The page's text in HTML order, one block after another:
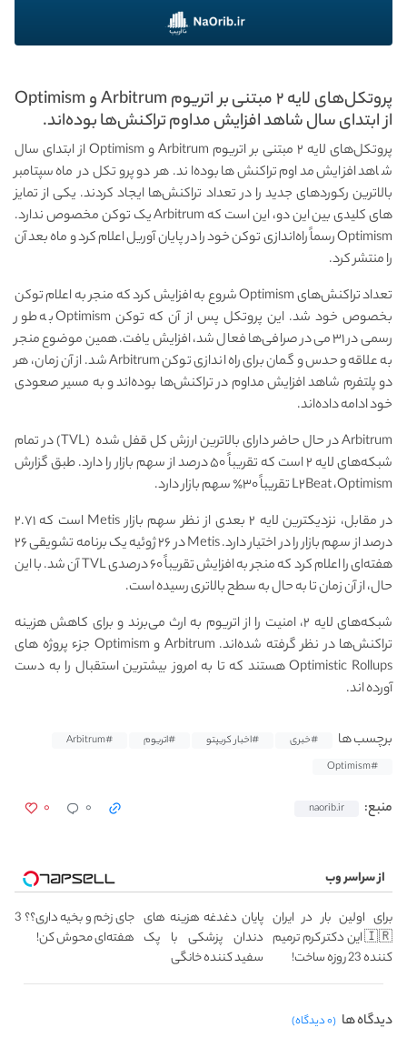
پروتکل‌های لایه ۲ مبتنی بر اتریوم Arbitrum و Optimism
از ابتدای سال شاهد افزایش مداوم تراکنش‌ها بوده‌اند.
پروتکل‌های لایه ۲ مبتنی بر اتریوم Arbitrum و Optimism از ابتدای سال
شاهد افزایش مداوم تراکنش‌ها بوده‌اند. هر دو پروتکل در ماه سپتامبر
بالاترین رکوردهای جدید را در تعداد تراکنش‌ها ایجاد کردند. یکی از تمایز
های کلیدی بین این دو، این است که Arbitrum یک توکن مخصوص ندارد.
Optimism رسماً راه‌اندازی توکن خود را در پایان آوریل اعلام کرد و ماه بعد آن
را منتشر کرد.
تعداد تراکنش‌های Optimism شروع به افزایش کرد که منجر‌ به اعلام توکن
بخصوص خود شد. این پروتکل پس از آن که توکن Optimism به طور
رسمی در ۳۱ می در صرافی‌ها فعال شد، افزایش یافت. همین موضوع منجر‌
به علاقه و حدس و گمان برای راه اندازی توکن Arbitrum شد. از آن زمان، هر
دو پلتفرم شاهد افزایش مداوم در تراکنش‌ها بوده‌اند و به مسیر صعودی
خود ادامه داده‌اند.
Arbitrum در حال حاضر دارای بالاترین
ارزش کل قفل شده
(TVL) در تمام
شبکه‌های لایه ۲ است که تقریباً ۵۰ درصد از سهم بازار را دارد. طبق گزارش
L۲Beat ،Optimism تقریباً ۳۰٪ سهم بازار دارد.
در مقابل، نزدیکترین لایه ۲ بعدی از نظر سهم بازار Metis است که ۲.۷۱
درصد از سهم بازار را در اختیار دارد. Metis در ۲۶ ژوئیه یک برنامه تشویقی ۲۶
هفته‌ای را اعلام کرد که منجر به افزایش تقریباً ۶۰ درصدی TVL آن شد. با این
حال، از آن زمان تا به حال به سطح بالاتری رسیده است.
شبکه‌های لایه ۲، امنیت را از اتریوم به ارث می‌برند و برای کاهش هزینه
تراکنش‌ها در نظر گرفته شده‌اند. Arbitrum و Optimism جزء پروژه های
Optimistic Rollups هستند که تا به امروز بیشترین استقبال را به دست
آورده اند.
برچسب ها #خبری #اخبار کریپتو #اتریوم
#Arbitrum
#Optimism
منبع: naorib.ir ۰ ۰
از سراسر وب
برای اولین بار در ایران
🇮🇷 این دکتر کرم ترمیم
کننده 23 روزه ساخت!
پایان دغدغه هزینه های
دندان پزشکی با پک
سفید کننده خانگی
جای زخم و بخیه داری؟؟ 3
هفته‌ای محوش کن!
دیدگاه ها (۰ دیدگاه)